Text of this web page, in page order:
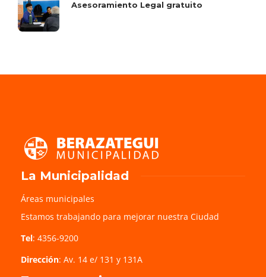
Asesoramiento Legal gratuito
La Municipalidad
Áreas municipales
Estamos trabajando para mejorar nuestra Ciudad
Tel: 4356-9200
Dirección: Av. 14 e/ 131 y 131A